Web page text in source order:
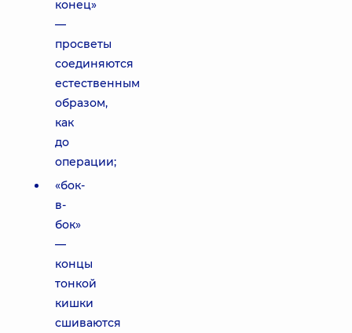
конец»
—
просветы
соединяются
естественным
образом,
как
до
операции;
«бок-
в-
бок»
—
концы
тонкой
кишки
сшиваются